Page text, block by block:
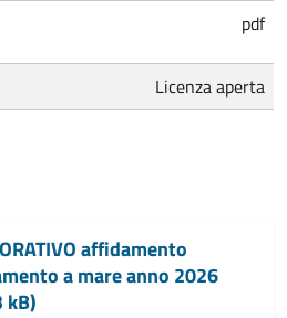
pdf
Licenza aperta
affidamento
a mare anno 2026
kB)